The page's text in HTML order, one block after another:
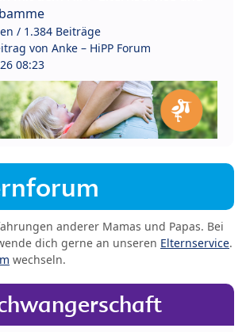
/ 1.384 Beiträge
von Anke – HiPP Forum
08:23
anderer Mamas und Papas. Bei
dich gerne an unseren Elternservice.
wechseln.